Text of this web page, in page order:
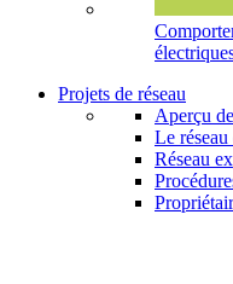
Projets de réseau
Aperçu
Le réseau
Réseau